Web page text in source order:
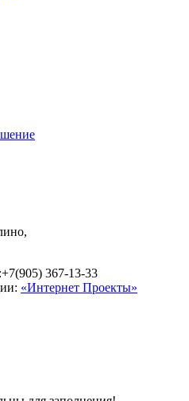
,
+7(905) 367-13-33
«Интернет Проекты»